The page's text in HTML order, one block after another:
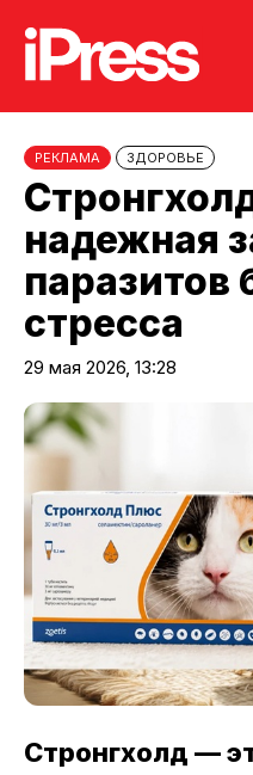
РЕКЛАМА ЗДОРОВЬЕ
надежная
паразитов
стресса
29 мая 2026, 13:28
Стронгхолд —